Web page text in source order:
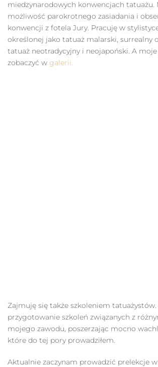
miedzynarodowych konwencjach tatuażu.
możliwość parokrotnego zasiadania i
konwencji z fotela Jury. Pracuję w
określonej jako tatuaż malarski, surrealny
tatuaż neotradycyjny i neojapoński. A
zobaczyć w galerii.
Zajmuję się także szkoleniem
przygotowanie szkoleń związanych z
mojego zawodu, poszerzając mocno
które do tej pory prowadziłem.
Aktualnie zaczynam prowadzić prelekcje w